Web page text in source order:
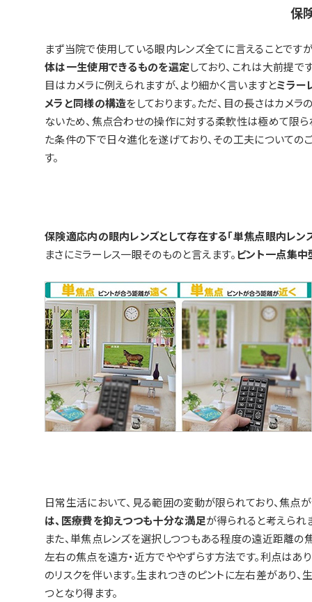
保
まず当院で使用している眼内レンズ全てに言えることですが
体は一生使用できるものを選定しており、これは大前提です
目はカメラに例えられますが、より細かく言いますとミラー
メラと同様の構造をしております。ただ、目の長さはカメラ
ないため、焦点合わせの操作に対する柔軟性は極めて限ら
た条件の下で日々進化を遂げており、その工夫についての
す。
保険適応内の眼内レンズとして存在する「単焦点眼内レン
まさにミラーレス一眼そのものと言えます。ピント一点集中
日常生活において、見る範囲の変動が限られており、焦
は、医療費を抑えつつも十分な満足が得られると考えられ
また、単焦点レンズを選択しつつもある程度の遠近距離の
左右の焦点を遠方・近方でややずらす方法です。利点はあ
のリスクを伴います。生まれつきのピントに左右差があり
つとなり得ます。